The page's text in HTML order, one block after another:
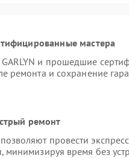
мастера
и прошедшие
ремонта и сохранение
ремонт
провести
минимизируя время без